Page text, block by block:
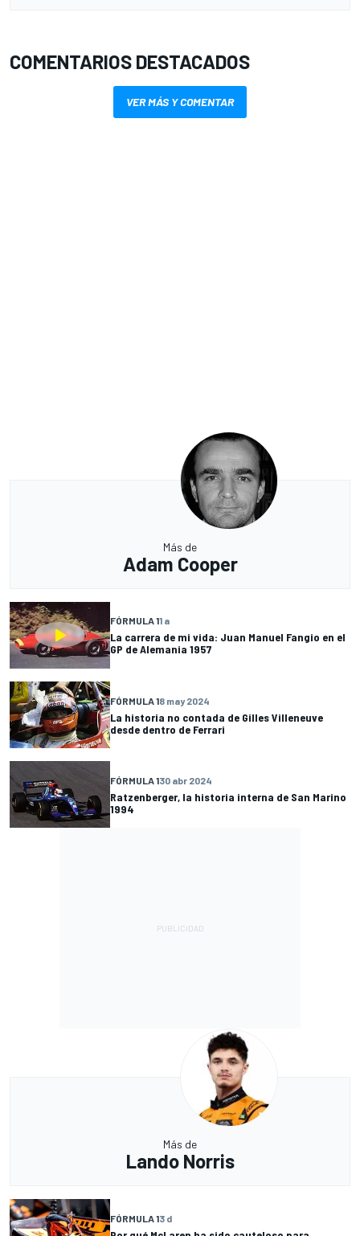
COMENTARIOS DESTACADOS
VER MÁS Y COMENTAR
Más de
Adam Cooper
FÓRMULA 11 a
La carrera de mi vida: Juan Manuel Fangio en el
GP de Alemania 1957
FÓRMULA 18 may 2024
La historia no contada de Gilles Villeneuve
desde dentro de Ferrari
FÓRMULA 130 abr 2024
Ratzenberger, la historia interna de San Marino
1994
Más de
Lando Norris
FÓRMULA 13 d